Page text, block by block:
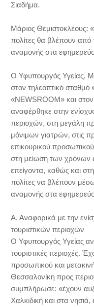
Σιαδήμα.
Μάριος Θεμιστοκλέους:
πολίτες θα βλέπουν από
αναμονής στα
Ο Υφυπουργός Υγείας,
στον τηλεοπτικό
«NEWSROOM» και
αναφέρθηκε στην
περιοχών, στη μεγάλη
μόνιμων γιατρών, στις
επικουρικού
στη μείωση των χρόνων
επείγοντα, καθώς και
πολίτες να βλέπουν
αναμονής στα
Α. Αναφορικά με την
τουριστικών περιοχών
Ο Υφυπουργός Υγείας
τουριστικές περιοχές.
προσωπικού και
Θεσσαλονίκη προς
συμπλήρωσε: «έχουν
Χαλκιδική και στα